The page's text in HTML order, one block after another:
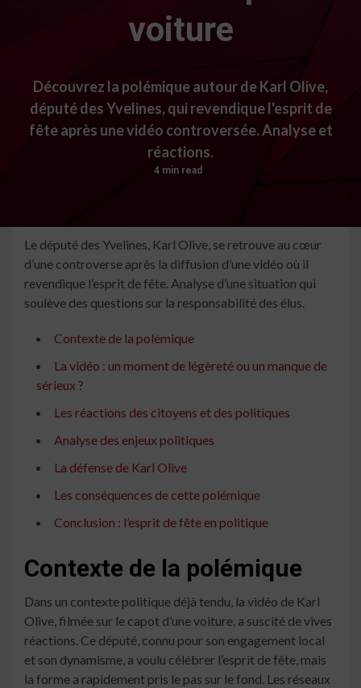
voiture
Découvrez la polémique autour de Karl Olive,
député des Yvelines, qui revendique l'esprit de
fête après une vidéo controversée. Analyse et
réactions.
4 min read
Le député des Yvelines, Karl Olive, se retrouve au cœur
d’une controverse après la diffusion d’une vidéo où il
revendique l’esprit de fête. Analyse d’une situation qui
soulève des questions sur la responsabilité des élus.
Contexte de la polémique
La vidéo : un moment de légèreté ou un manque de
sérieux ?
Les réactions des citoyens et des politiques
Analyse des enjeux politiques
La défense de Karl Olive
Les conséquences de cette polémique
Conclusion : l’esprit de fête en politique
Contexte de la polémique
Dans un contexte politique déjà tendu, la vidéo de Karl
Olive, filmée sur le capot d’une voiture, a suscité de vives
réactions. Ce député, connu pour son engagement local
et son dynamisme, a voulu célébrer l’esprit de fête, mais
la forme a rapidement pris le pas sur le fond. Les réseaux